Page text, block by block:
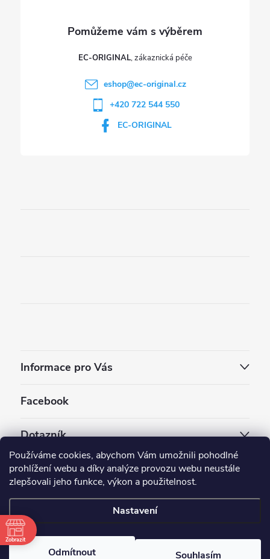
Používáme cookies, abychom Vám umožnili pohodlné
prohlížení webu a díky analýze provozu webu neustále
zlepšovali jeho funkce, výkon a použitelnost.
Nastavení
Odmítnout Souhlasím
EC-ORIGINAL
eshop@ec-original.cz
+420 722 544 550
EC-ORIGINAL
Informace pro Vás
Facebook
Dotazník
Jaký styl vapování vám vyhovuje ?
Copyright 2026
Upravit nastavení cookies
Zobrazit